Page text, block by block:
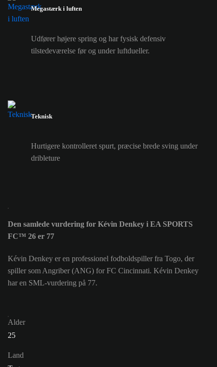
Megastærk i luften
Udfører højere spring og har fysisk defensiv
tilstedeværelse før og under luftdueller.
Teknisk
Hurtigere kontrolleret spurt, præcise brede sving under
dribleture
Den samlede vurdering for Kévin Denkey i EA SPORTS
FC™ 26 er 77
Kévin Denkey er en professionel fodboldspiller fra Togo, der
spiller som Angriber (ANG) for FC Cincinnati. Kévin Denkey
har en SML-vurdering på 77.
Alder
25
Land